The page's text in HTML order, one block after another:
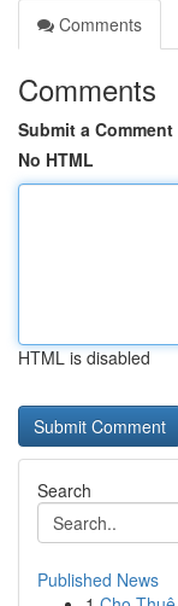
Comments
Comments
Submit a Comment
No HTML
HTML is disabled
Search
Published News